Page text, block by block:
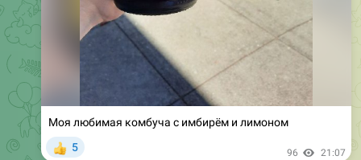
Моя любимая комбуча с имбирём и лимоном
5 96 21:07